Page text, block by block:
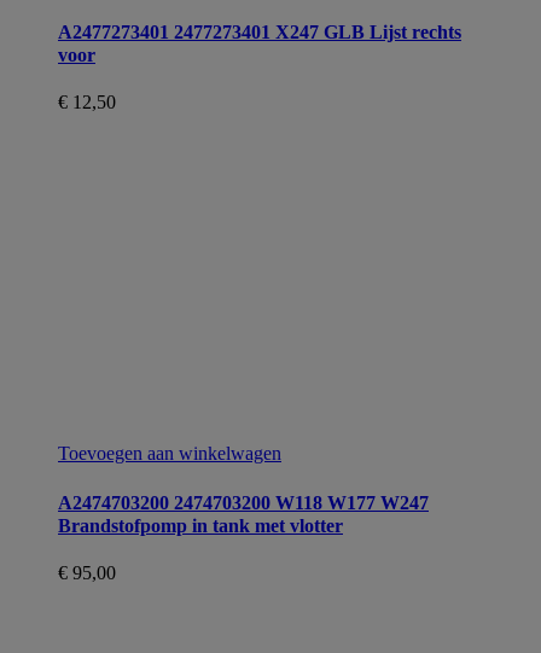
A2477273401 2477273401 X247 GLB Lijst rechts
voor
€ 12,50
Toevoegen aan winkelwagen
A2474703200 2474703200 W118 W177 W247
Brandstofpomp in tank met vlotter
€ 95,00